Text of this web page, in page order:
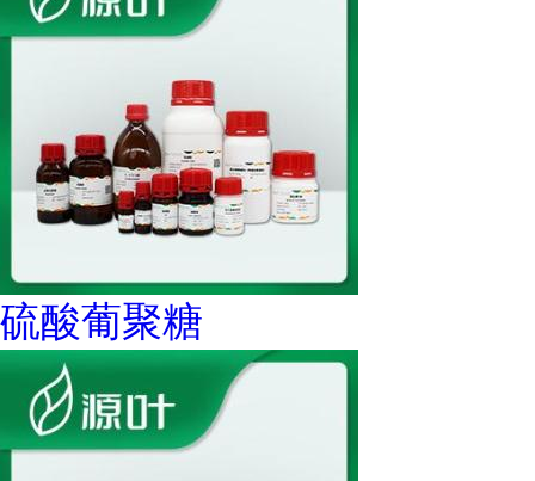
硫酸葡聚糖